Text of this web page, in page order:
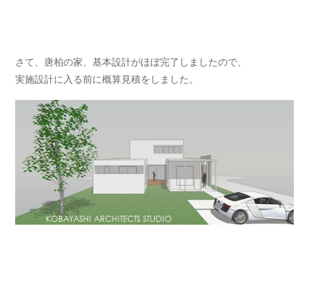
さて、唐柏の家、基本設計がほぼ完了しましたので、
実施設計に入る前に概算見積をしました。